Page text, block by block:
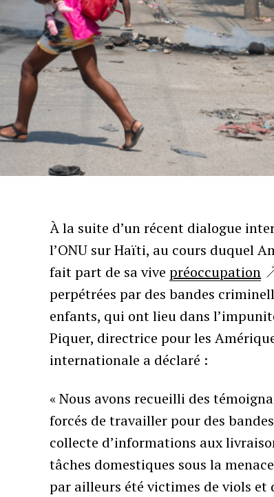
À la suite d’un récent dialogue
l’ONU sur Haïti, au cours duquel
fait part de sa vivepréoccupation
perpétrées par des bandes
enfants, qui ont lieu dans
Piquer, directrice pour les
internationale a déclaré :
« Nous avons recueilli des
forcés de travailler pour des
collecte d’informations aux
tâches domestiques sous la
par ailleurs été victimes de viols et